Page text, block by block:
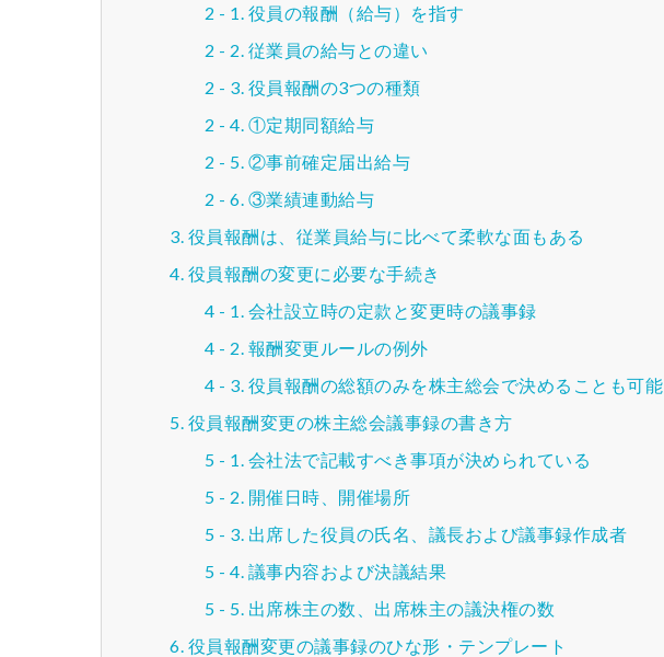
役員の報酬（給与）を指す
従業員の給与との違い
役員報酬の3つの種類
①定期同額給与
②事前確定届出給与
③業績連動給与
役員報酬は、従業員給与に比べて柔軟な面もある
役員報酬の変更に必要な手続き
会社設立時の定款と変更時の議事録
報酬変更ルールの例外
役員報酬の総額のみを株主総会で決めることも可能
役員報酬変更の株主総会議事録の書き方
会社法で記載すべき事項が決められている
開催日時、開催場所
出席した役員の氏名、議長および議事録作成者
議事内容および決議結果
出席株主の数、出席株主の議決権の数
役員報酬変更の議事録のひな形・テンプレート